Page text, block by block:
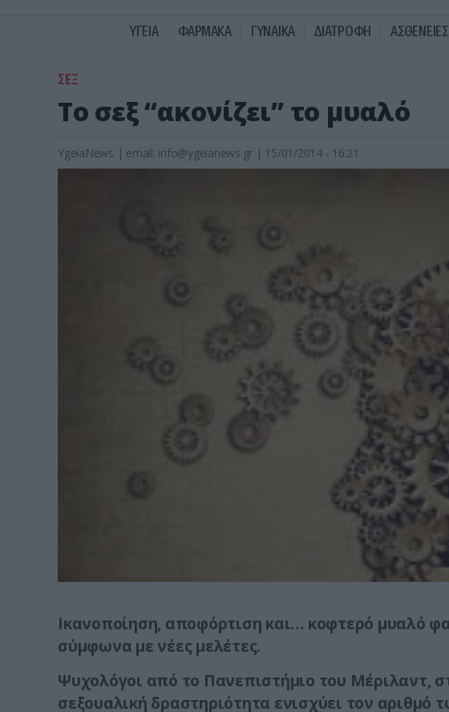
ΥΓΕΙΑ ΦΑΡΜΑΚΑ ΓΥΝΑΙΚΑ ΔΙΑΤΡΟΦΗ ΑΣΘΕΝΕΙΕΣ
ΣΕΞ
Το σεξ “ακονίζει” το μυαλό
YgeiaNews | email: info@ygeianews.gr | 15/01/2014 - 16:21
Ικανοποίηση, αποφόρτιση και… κοφτερό μυαλό
σύμφωνα με νέες μελέτες.
Ψυχολόγοι από το Πανεπιστήμιο του Μέριλαντ,
σεξουαλική δραστηριότητα ενισχύει τον